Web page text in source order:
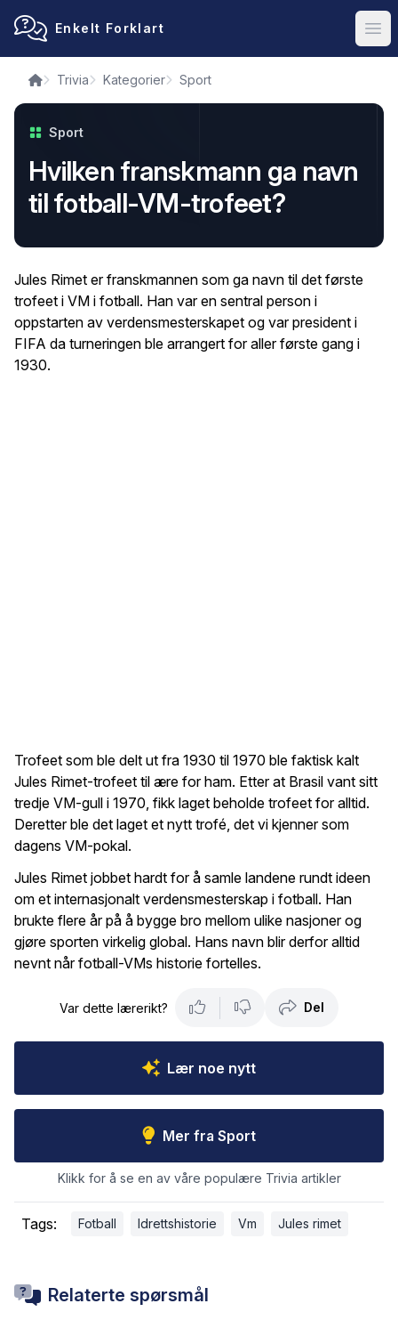
Enkelt Forklart
Trivia Kategorier Sport
Sport
Hvilken franskmann ga navn
til fotball-VM-trofeet?
Jules Rimet er franskmannen som ga navn til det første
trofeet i VM i fotball. Han var en sentral person i
oppstarten av verdensmesterskapet og var president i
FIFA da turneringen ble arrangert for aller første gang i
1930.
Trofeet som ble delt ut fra 1930 til 1970 ble faktisk kalt
Jules Rimet-trofeet til ære for ham. Etter at Brasil vant sitt
tredje VM-gull i 1970, fikk laget beholde trofeet for alltid.
Deretter ble det laget et nytt trofé, det vi kjenner som
dagens VM-pokal.
Jules Rimet jobbet hardt for å samle landene rundt ideen
om et internasjonalt verdensmesterskap i fotball. Han
brukte flere år på å bygge bro mellom ulike nasjoner og
gjøre sporten virkelig global. Hans navn blir derfor alltid
nevnt når fotball-VMs historie fortelles.
Var dette lærerikt? Del
Lær noe nytt
Mer fra Sport
Klikk for å se en av våre populære Trivia artikler
Tags: Fotball Idrettshistorie Vm Jules rimet
Relaterte spørsmål